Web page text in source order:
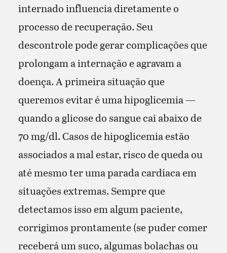
internado influencia diretamente o
processo de recuperação. Seu
descontrole pode gerar complicações que
prolongam a internação e agravam a
doença. A primeira situação que
queremos evitar é uma hipoglicemia —
quando a glicose do sangue cai abaixo de
70 mg/dl. Casos de hipoglicemia estão
associados a mal estar, risco de queda ou
até mesmo ter uma parada cardíaca em
situações extremas. Sempre que
detectamos isso em algum paciente,
corrigimos prontamente (se puder comer
receberá um suco, algumas bolachas ou